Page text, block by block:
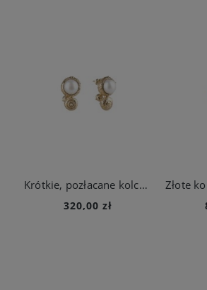
Krótkie, pozłacane kolczyki w kształcie żołędzia z perłą
320,00 zł